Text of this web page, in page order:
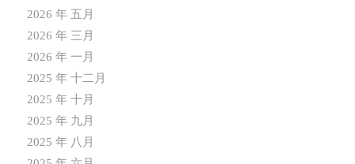
2026 年 五月
2026 年 三月
2026 年 一月
2025 年 十二月
2025 年 十月
2025 年 九月
2025 年 八月